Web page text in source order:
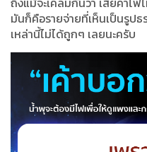
มันก็คือรายจ่ายที่เห็นเป็นรู
เหล่านี้ไม่ได้ถูกๆ เลยนะครับ